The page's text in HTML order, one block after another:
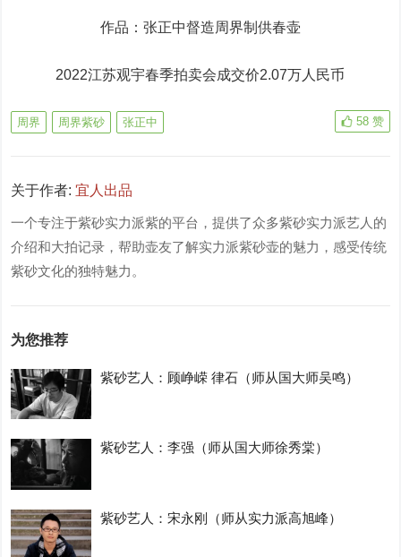
作品：张正中督造周界制供春壶
2022江苏观宇春季拍卖会成交价2.07万人民币
周界 周界紫砂 张正中 58 赞
关于作者:宜人出品
一个专注于紫砂实力派紫的平台，提供了众多紫砂实力派艺人的
介绍和大拍记录，帮助壶友了解实力派紫砂壶的魅力，感受传统
紫砂文化的独特魅力。
为您推荐
紫砂艺人：顾峥嵘 律石（师从国大师吴鸣）
紫砂艺人：李强（师从国大师徐秀棠）
紫砂艺人：宋永刚（师从实力派高旭峰）